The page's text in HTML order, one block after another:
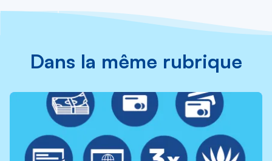
Dans la même rubrique